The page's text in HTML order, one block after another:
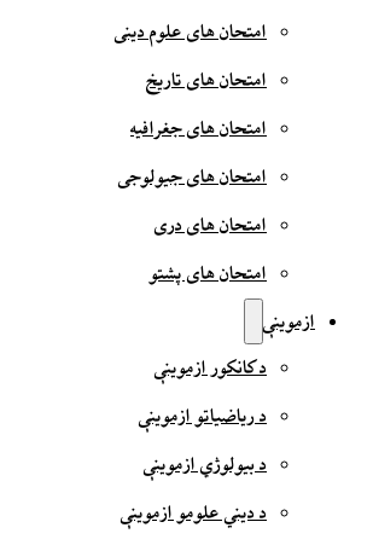
امتحان های علوم دینی
امتحان های تاریخ
امتحان های جغرافیه
امتحان های جیولوجی
امتحان های دری
امتحان های پشتو
ازموینې
د کانکور ازموینې
د ریاضیاتو ازموینې
د بیولوژي ازموینې
د دیني علومو ازموینې